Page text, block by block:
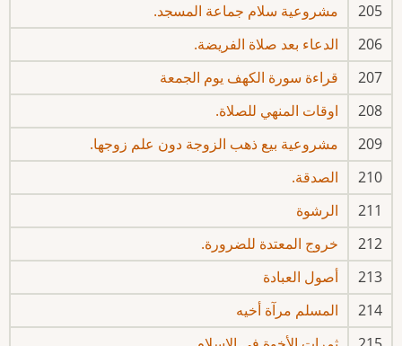
205
مشروعية سلام جماعة المسجد.
206
الدعاء بعد صلاة الفريضة.
207
قراءة سورة الكهف يوم الجمعة
208
اوقات المنهي للصلاة.
209
مشروعية بيع ذهب الزوجة دون علم زوجها.
210
الصدقة.
211
الرشوة
212
خروج المعتدة للضرورة.
213
أصول العبادة
214
المسلم مرآة أخيه